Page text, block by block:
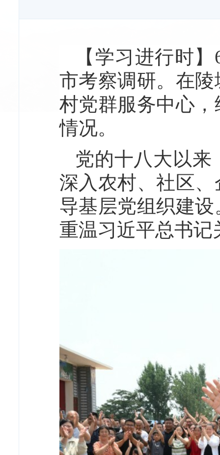
【学习进行时
市考察调研。在
村党群服务中心
情况。
党的十八大以
深入农村、社区
导基层党组织建
重温习近平总书